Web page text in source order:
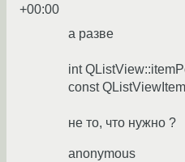
+00:00
а разве
int
const
не то, что нужно ?
anonymous